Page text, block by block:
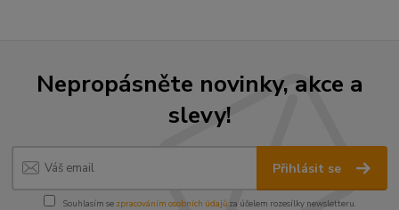
Nepropásněte novinky, akce a
slevy!
Přihlásit se
Souhlasím se zpracováním osobních údajůza účelem rozesílky newsletteru.